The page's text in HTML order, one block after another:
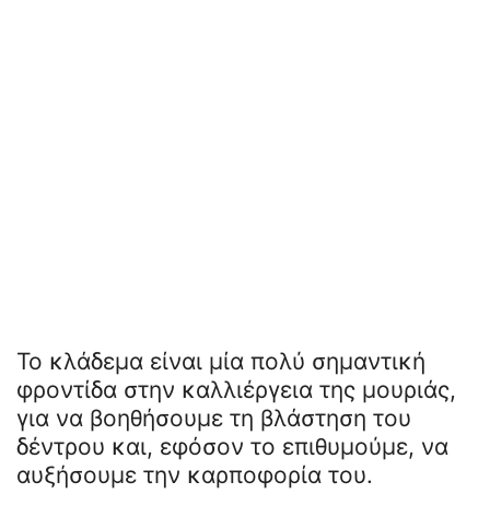
To κλάδεμα είναι μία πολύ σημαντική
φροντίδα στην καλλιέργεια της μουριάς,
για να βοηθήσουμε τη βλάστηση του
δέντρου και, εφόσον το επιθυμούμε, να
αυξήσουμε την καρποφορία του.